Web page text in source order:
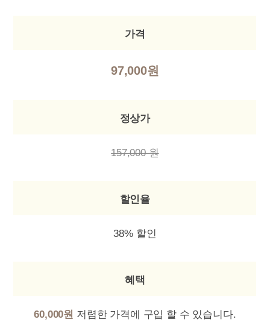
가격
97,000원
정상가
157,000 원
할인율
38% 할인
혜택
60,000원 저렴한 가격에 구입 할 수 있습니다.